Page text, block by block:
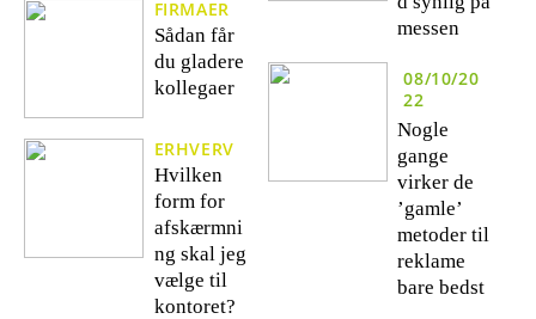
FIRMAER
Sådan får
du gladere
kollegaer
ERHVERV
Hvilken
form for
afskærmni
ng skal jeg
vælge til
kontoret?
messen
08/10/20
22
Nogle
gange
virker de
’gamle’
metoder til
reklame
bare bedst